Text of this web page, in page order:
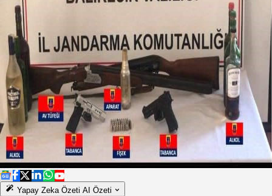
Yapay Zeka Özeti AI Özeti